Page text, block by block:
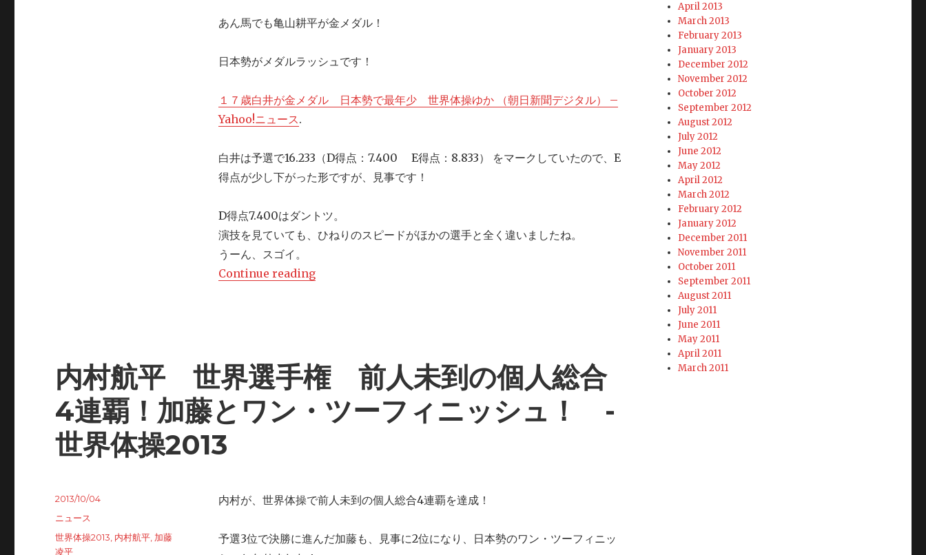
あん馬でも亀山耕平が金メダル！
日本勢がメダルラッシュです！
１７歳白井が金メダル 日本勢で最年少 世界体操ゆか （朝日新聞デジタル） –
Yahoo!ニュース.
白井は予選で16.233（D得点：7.400 E得点：8.833） をマークしていたので、E
得点が少し下がった形ですが、見事です！
D得点7.400はダントツ。
演技を見ていても、ひねりのスピードがほかの選手と全く違いましたね。
うーん、スゴイ。
Continue reading“１７歳白井がゆかの種目別で金メダル！ あん馬では亀山が金メダル！ -世界体操2013”
内村航平 世界選手権 前人未到の個人総合
4連覇！加藤とワン・ツーフィニッシュ！ -
世界体操2013
内村が、世界体操で前人未到の個人総合4連覇を達成！
予選3位で決勝に進んだ加藤も、見事に2位になり、日本勢のワン・ツーフィニッ
Posted
2013/10/04
Categories
ニュース
Tags
世界体操2013 内村航平 加藤
凌平
April 2013
March 2013
February 2013
January 2013
December 2012
November 2012
October 2012
September 2012
August 2012
July 2012
June 2012
May 2012
April 2012
March 2012
February 2012
January 2012
December 2011
November 2011
October 2011
September 2011
August 2011
July 2011
June 2011
May 2011
April 2011
March 2011